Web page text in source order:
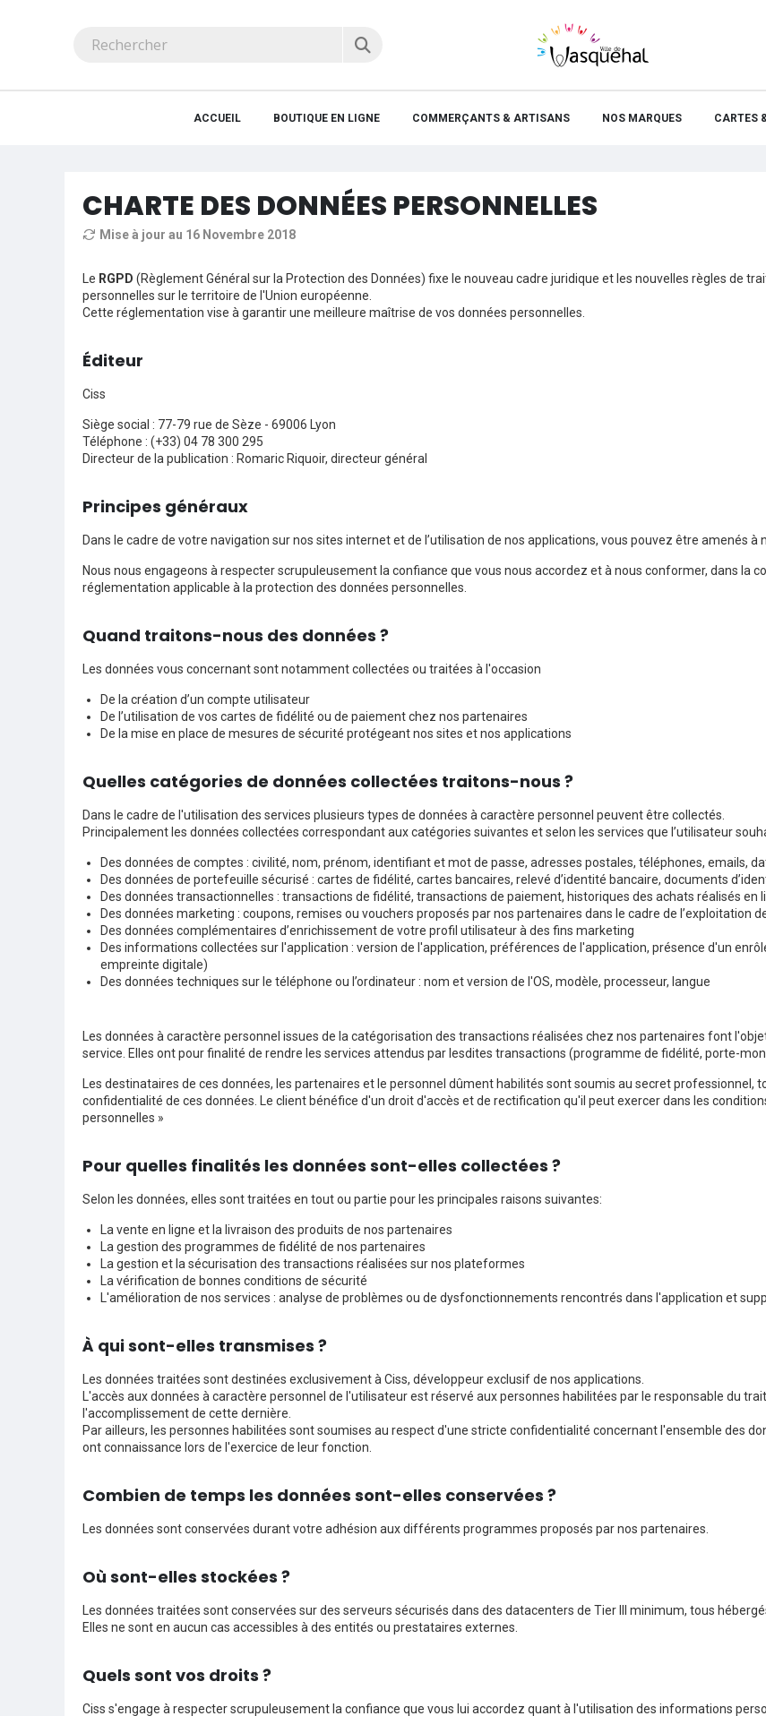
ACCUEIL BOUTIQUE EN LIGNE COMMERÇANTS & ARTISANS NOS MARQUES CARTES
CHARTE DES DONNÉES PERSONNELLES
Mise à jour au 16 Novembre 2018
Le RGPD (Règlement Général sur la Protection des Données) fixe le nouveau cadre juridique et les nouvelles règles de
personnelles sur le territoire de l'Union européenne.
Cette réglementation vise à garantir une meilleure maîtrise de vos données personnelles.
Éditeur
Ciss
Siège social : 77-79 rue de Sèze - 69006 Lyon
Téléphone : (+33) 04 78 300 295
Directeur de la publication : Romaric Riquoir, directeur général
Principes généraux
Dans le cadre de votre navigation sur nos sites internet et de l’utilisation de nos applications, vous pouvez être amenés
Nous nous engageons à respecter scrupuleusement la confiance que vous nous accordez et à nous conformer, dans la
réglementation applicable à la protection des données personnelles.
Quand traitons-nous des données ?
Les données vous concernant sont notamment collectées ou traitées à l'occasion
De la création d’un compte utilisateur
De l’utilisation de vos cartes de fidélité ou de paiement chez nos partenaires
De la mise en place de mesures de sécurité protégeant nos sites et nos applications
Quelles catégories de données collectées traitons-nous ?
Dans le cadre de l'utilisation des services plusieurs types de données à caractère personnel peuvent être collectés.
Principalement les données collectées correspondant aux catégories suivantes et selon les services que l’utilisateur
Des données de comptes : civilité, nom, prénom, identifiant et mot de passe, adresses postales, téléphones, emails,
Des données de portefeuille sécurisé : cartes de fidélité, cartes bancaires, relevé d’identité bancaire, documents
Des données transactionnelles : transactions de fidélité, transactions de paiement, historiques des achats réalisés en
Des données marketing : coupons, remises ou vouchers proposés par nos partenaires dans le cadre de
Des données complémentaires d’enrichissement de votre profil utilisateur à des fins marketing
Des informations collectées sur l'application : version de l'application, préférences de l'application, présence d'un
empreinte digitale)
Des données techniques sur le téléphone ou l’ordinateur : nom et version de l'OS, modèle, processeur, langue
Les données à caractère personnel issues de la catégorisation des transactions réalisées chez nos partenaires font
service. Elles ont pour finalité de rendre les services attendus par lesdites transactions (programme de fidélité, porte-
Les destinataires de ces données, les partenaires et le personnel dûment habilités sont soumis au secret professionnel,
confidentialité de ces données. Le client bénéfice d'un droit d'accès et de rectification qu'il peut exercer dans les
personnelles »
Pour quelles finalités les données sont-elles collectées ?
Selon les données, elles sont traitées en tout ou partie pour les principales raisons suivantes:
La vente en ligne et la livraison des produits de nos partenaires
La gestion des programmes de fidélité de nos partenaires
La gestion et la sécurisation des transactions réalisées sur nos plateformes
La vérification de bonnes conditions de sécurité
L'amélioration de nos services : analyse de problèmes ou de dysfonctionnements rencontrés dans l'application et
À qui sont-elles transmises ?
Les données traitées sont destinées exclusivement à Ciss, développeur exclusif de nos applications.
L'accès aux données à caractère personnel de l'utilisateur est réservé aux personnes habilitées par le responsable du
l'accomplissement de cette dernière.
Par ailleurs, les personnes habilitées sont soumises au respect d'une stricte confidentialité concernant l'ensemble des
ont connaissance lors de l'exercice de leur fonction.
Combien de temps les données sont-elles conservées ?
Les données sont conservées durant votre adhésion aux différents programmes proposés par nos partenaires.
Où sont-elles stockées ?
Les données traitées sont conservées sur des serveurs sécurisés dans des datacenters de Tier III minimum, tous
Elles ne sont en aucun cas accessibles à des entités ou prestataires externes.
Quels sont vos droits ?
Ciss s'engage à respecter scrupuleusement la confiance que vous lui accordez quant à l'utilisation des informations